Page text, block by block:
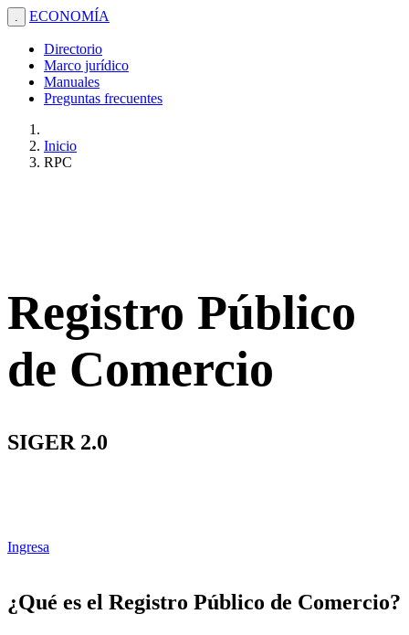
. ECONOMÍA
Directorio
Marco jurídico
Manuales
Preguntas frecuentes
Inicio
RPC
Registro Público
de Comercio
SIGER 2.0
Ingresa
¿Qué es el Registro Público de Comercio?